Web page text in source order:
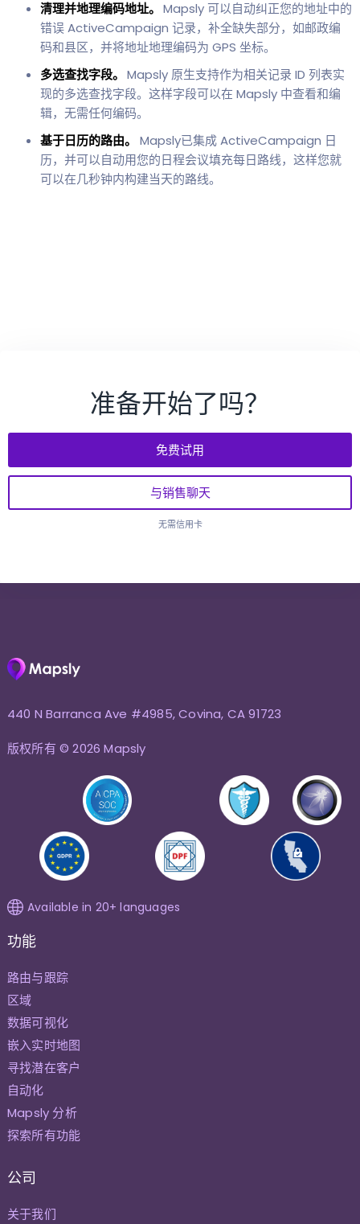
清理并地理编码地址。 Mapsly 可以自动纠正您的地址中的
错误 ActiveCampaign 记录，补全缺失部分，如邮政编
码和县区，并将地址地理编码为 GPS 坐标。
多选查找字段。 Mapsly 原生支持作为相关记录 ID 列表实
现的多选查找字段。这样字段可以在 Mapsly 中查看和编
辑，无需任何编码。
基于日历的路由。
Mapsly已集成 ActiveCampaign 日
历，并可以自动用您的日程会议填充每日路线，这样您就
可以在几秒钟内构建当天的路线。
准备开始了吗？
免费试用
与销售聊天
无需信用卡
440 N Barranca Ave #4985, Covina, CA 91723
版权所有 © 2026 Mapsly
Available in 20+ languages
功能
路由与跟踪
区域
数据可视化
嵌入实时地图
寻找潜在客户
自动化
Mapsly 分析
探索所有功能
公司
关于我们